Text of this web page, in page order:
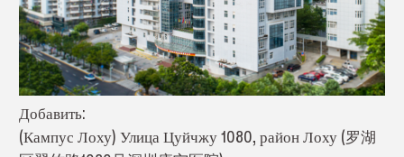
Добавить:
(Кампус Лоху) Улица Цуйчжу 1080, район Лоху (罗湖